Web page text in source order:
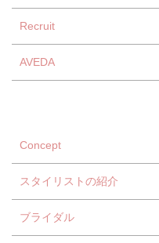
Recruit
AVEDA
Concept
スタイリストの紹介
ブライダル